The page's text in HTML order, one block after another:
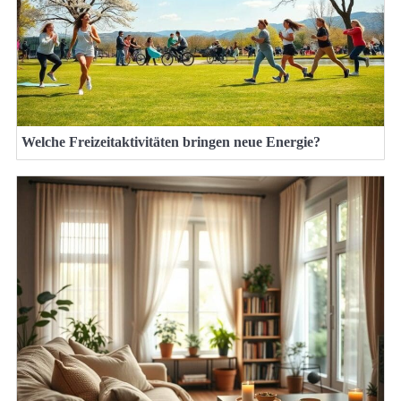
Welche Freizeitaktivitäten bringen neue Energie?